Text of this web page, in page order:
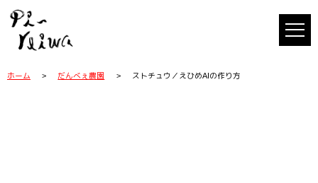
ホーム だんべぇ農園 ストチュウ／えひめAIの作り方